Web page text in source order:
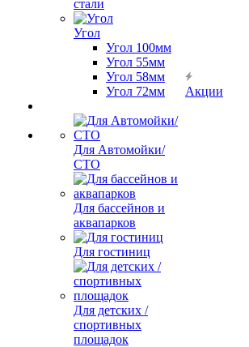
стали
Угол
Угол 100мм
Угол 55мм
Угол 58мм
Угол 72мм
Для Автомойки/
СТО
Для бассейнов и
аквапарков
Для гостиниц
Для детских /
спортивных
площадок
Акции